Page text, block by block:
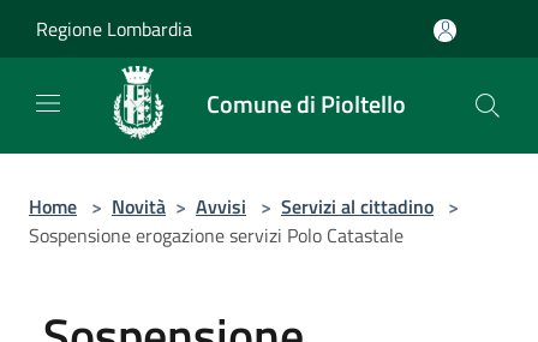
Regione Lombardia
Comune di Pioltello
Home > Novità > Avvisi > Servizi al cittadino >
Sospensione erogazione servizi Polo Catastale